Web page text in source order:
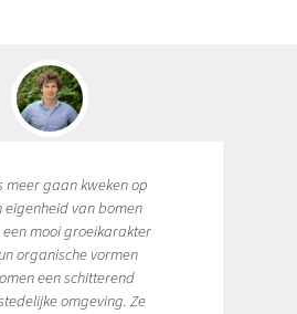
meer gaan kweken op
eigenheid van bomen
mooi groeikarakter
organische vormen
een schitterend
omgeving. Ze